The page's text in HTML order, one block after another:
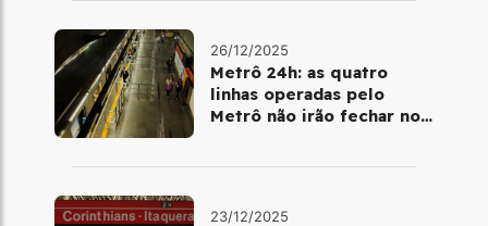
26/12/2025
Metrô 24h: as quatro
linhas operadas pelo
Metrô não irão fechar no
23/12/2025